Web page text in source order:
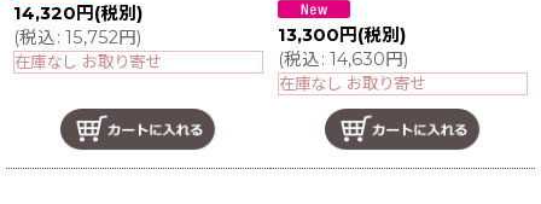
14,320 円 (税別)
(税込: 15,752円)
在庫なし お取り寄せ
13,300 円 (税別)
(税込: 14,630円)
在庫なし お取り寄せ